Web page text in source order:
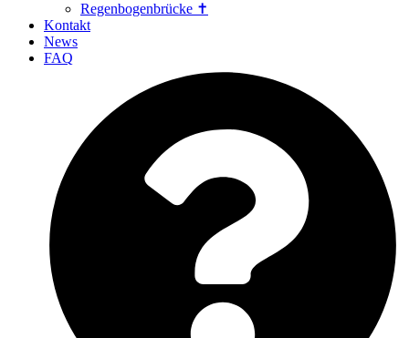
Regenbogenbrücke ✝
Kontakt
News
FAQ